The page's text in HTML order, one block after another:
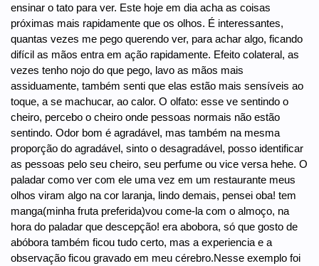
ensinar o tato para ver. Este hoje em dia acha as coisas
próximas mais rapidamente que os olhos. É interessantes,
quantas vezes me pego querendo ver, para achar algo, ficando
difícil as mãos entra em ação rapidamente. Efeito colateral, as
vezes tenho nojo do que pego, lavo as mãos mais
assiduamente, também senti que elas estão mais sensíveis ao
toque, a se machucar, ao calor. O olfato: esse ve sentindo o
cheiro, percebo o cheiro onde pessoas normais não estão
sentindo. Odor bom é agradável, mas também na mesma
proporção do agradável, sinto o desagradável, posso identificar
as pessoas pelo seu cheiro, seu perfume ou vice versa hehe. O
paladar como ver com ele uma vez em um restaurante meus
olhos viram algo na cor laranja, lindo demais, pensei oba! tem
manga(minha fruta preferida)vou come-la com o almoço, na
hora do paladar que descepção! era abobora, só que gosto de
abóbora também ficou tudo certo, mas a experiencia e a
observação ficou gravado em meu cérebro.Nesse exemplo foi